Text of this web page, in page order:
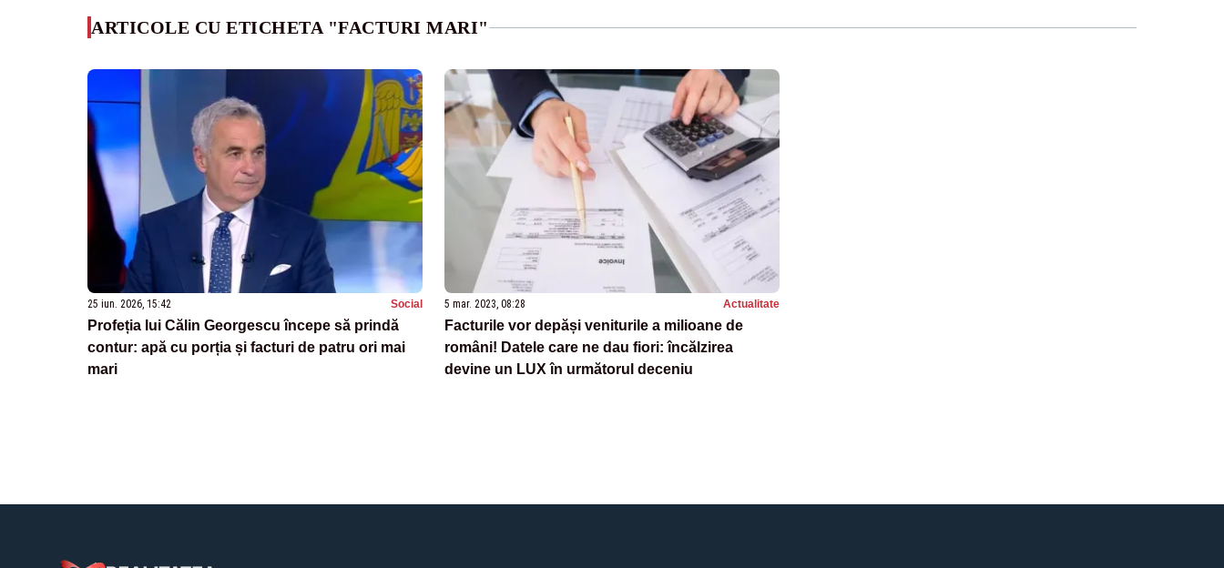
ARTICOLE CU ETICHETA "FACTURI MARI"
25 iun. 2026, 15:42 Social
Profeția lui Călin Georgescu începe să prindă
contur: apă cu porția și facturi de patru ori mai
mari
5 mar. 2023, 08:28 Actualitate
Facturile vor depăși veniturile a milioane de
români! Datele care ne dau fiori: încălzirea
devine un LUX în următorul deceniu